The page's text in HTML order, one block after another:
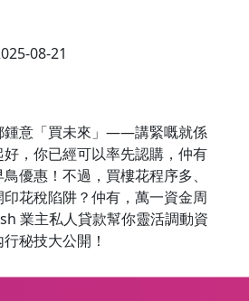
08-21
鍾意「買未來」——講緊嘅就係
，你已經可以率先認購，仲有
優惠！不過，買樓花程序多、
花稅陷阱？仲有，萬一資金周
業主私人貸款幫你靈活調動資
秘技大公開！